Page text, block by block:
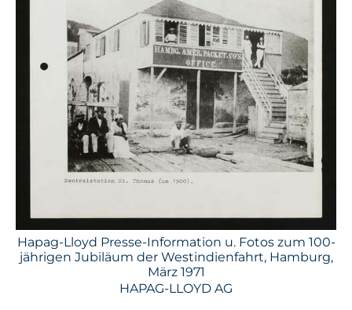
Hapag-Lloyd Presse-Information u. Fotos zum 100-
jährigen Jubiläum der Westindienfahrt, Hamburg,
März 1971
HAPAG-LLOYD AG